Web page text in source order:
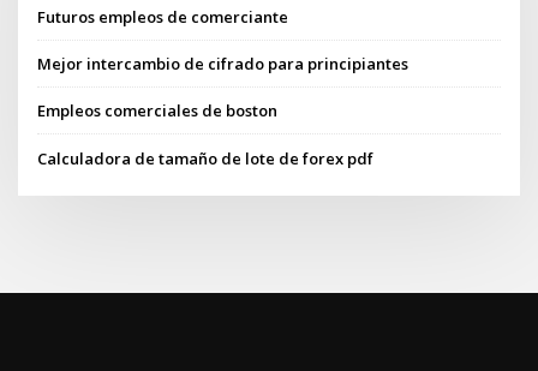
Futuros empleos de comerciante
Mejor intercambio de cifrado para principiantes
Empleos comerciales de boston
Calculadora de tamaño de lote de forex pdf